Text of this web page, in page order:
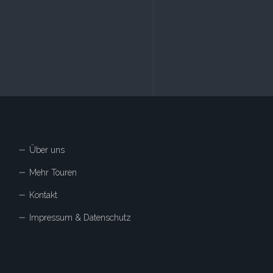
Über uns
Mehr Touren
Kontakt
Impressum & Datenschutz